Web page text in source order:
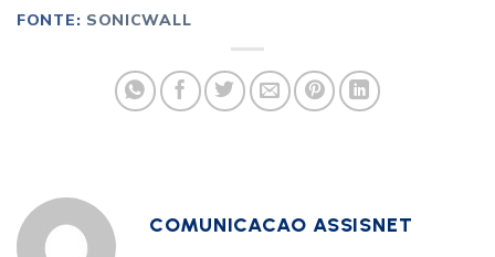
FONTE: SONICWALL
COMUNICACAO ASSISNET